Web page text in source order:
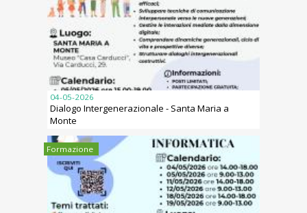
04-05-2026
Dialogo Intergenerazionale - Santa Maria a
Monte
Formazione